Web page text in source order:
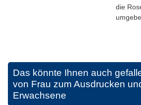
die
Das könnte Ihnen auch
von Frau zum Ausdrucken
Erwachsene